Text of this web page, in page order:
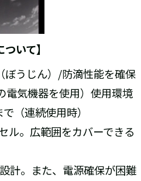
いて】
ぼうじん）/防滴性能を確保
電気機器を使用）使用環境
（連続使用時）
ル。広範囲をカバーできる
計。また、電源確保が困難